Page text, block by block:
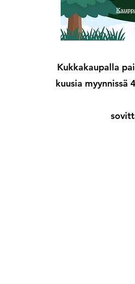
Kukkakaupalla
kuusia myynnissä